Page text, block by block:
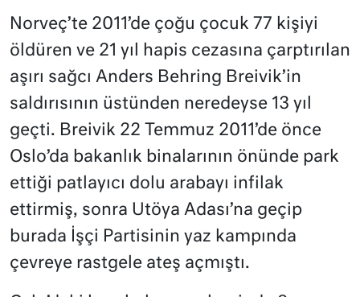
Norveç’te 2011’de çoğu çocuk 77 kişiyi
öldüren ve 21 yıl hapis cezasına çarptırılan
aşırı sağcı Anders Behring Breivik’in
saldırısının üstünden neredeyse 13 yıl
geçti. Breivik 22 Temmuz 2011’de önce
Oslo’da bakanlık binalarının önünde park
ettiği patlayıcı dolu arabayı infilak
ettirmiş, sonra Utöya Adası’na geçip
burada İşçi Partisinin yaz kampında
çevreye rastgele ateş açmıştı.